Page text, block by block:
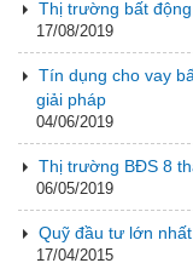
Thị trường bất
17/08/2019
Tín dụng cho vay
giải pháp
04/06/2019
Thị trường BĐS 8
06/05/2019
Quỹ đầu tư lớn
17/04/2015